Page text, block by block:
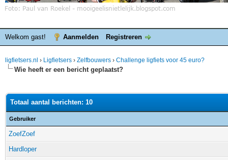
Welkom gast! Aanmelden Registreren
ligfietsers.nl › Ligfietsers › Zelfbouwers › Challenge ligfiets voor 45 euro?
Wie heeft er een bericht geplaatst?
Totaal aantal berichten: 10
Gebruiker
ZoefZoef
Hardloper